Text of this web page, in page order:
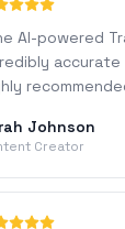
AI-powered
Johnson
Creator